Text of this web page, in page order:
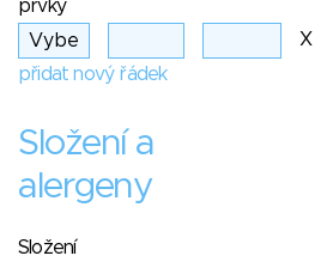
prvky
X
přidat nový řádek
Složení a
alergeny
Složení